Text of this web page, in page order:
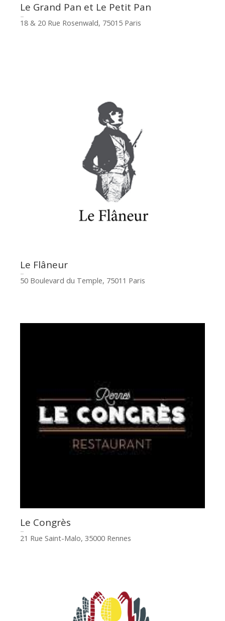
Le Grand Pan et Le Petit Pan
18 & 20 Rue Rosenwald, 75015 Paris
Le Flâneur
50 Boulevard du Temple, 75011 Paris
Le Congrès
21 Rue Saint-Malo, 35000 Rennes